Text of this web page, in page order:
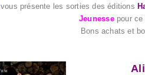
vous présente les sorties des éditions
Jeunessepour ce
Bons achats et